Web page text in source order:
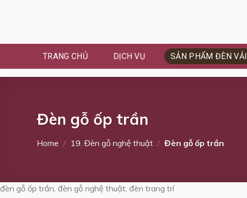
TRANG CHỦ DỊCH VỤ SẢN PHẨM ĐÈN VẢI
Đèn gỗ ốp trần
Home / 19. Đèn gỗ nghệ thuật / Đèn gỗ ốp trần
đèn gỗ ốp trần, đèn gỗ nghệ thuật, đèn trang trí